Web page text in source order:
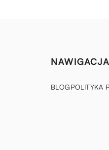
NAWIGACJA
BLOGPOLITYKA